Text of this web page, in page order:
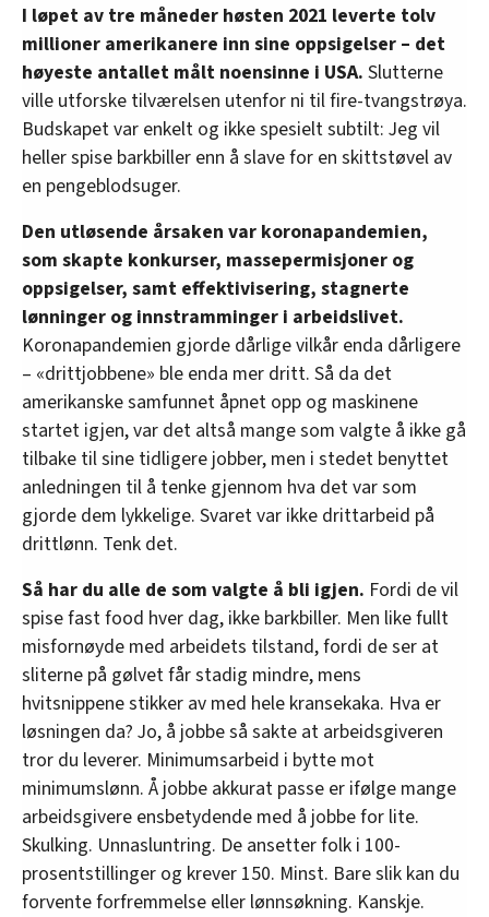
I løpet av tre måneder høsten 2021 leverte tolv
millioner amerikanere inn sine oppsigelser – det
høyeste antallet målt noensinne i USA. Slutterne
ville utforske tilværelsen utenfor ni til fire-tvangstrøya.
Budskapet var enkelt og ikke spesielt subtilt: Jeg vil
heller spise barkbiller enn å slave for en skittstøvel av
en pengeblodsuger.
Den utløsende årsaken var koronapandemien,
som skapte konkurser, massepermisjoner og
oppsigelser, samt effektivisering, stagnerte
lønninger og innstramminger i arbeidslivet.
Koronapandemien gjorde dårlige vilkår enda dårligere
– «drittjobbene» ble enda mer dritt. Så da det
amerikanske samfunnet åpnet opp og maskinene
startet igjen, var det altså mange som valgte å ikke gå
tilbake til sine tidligere jobber, men i stedet benyttet
anledningen til å tenke gjennom hva det var som
gjorde dem lykkelige. Svaret var ikke drittarbeid på
drittlønn. Tenk det.
Så har du alle de som valgte å bli igjen. Fordi de vil
spise fast food hver dag, ikke barkbiller. Men like fullt
misfornøyde med arbeidets tilstand, fordi de ser at
sliterne på gølvet får stadig mindre, mens
hvitsnippene stikker av med hele kransekaka. Hva er
løsningen da? Jo, å jobbe så sakte at arbeidsgiveren
tror du leverer. Minimumsarbeid i bytte mot
minimumslønn. Å jobbe akkurat passe er ifølge mange
arbeidsgivere ensbetydende med å jobbe for lite.
Skulking. Unnasluntring. De ansetter folk i 100-
prosentstillinger og krever 150. Minst. Bare slik kan du
forvente forfremmelse eller lønnsøkning. Kanskje.